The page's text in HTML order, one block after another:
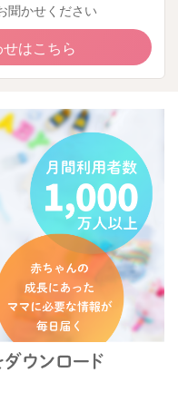
聞かせください
はこちら